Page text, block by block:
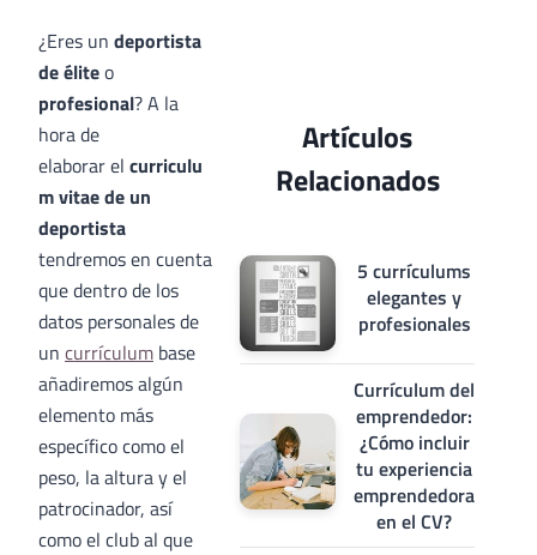
¿Eres un deportista
de éliteo
profesional? A la
hora de
elaborar el curriculu
m vitae de un
deportista
tendremos en cuenta
que dentro de los
datos personales de
un currículum base
añadiremos algún
elemento más
específico como el
peso, la altura y el
patrocinador, así
como el club al que
Artículos
Relacionados
5 currículums
elegantes y
profesionales
Currículum del
emprendedor:
¿Cómo incluir
tu experiencia
emprendedora
en el CV?